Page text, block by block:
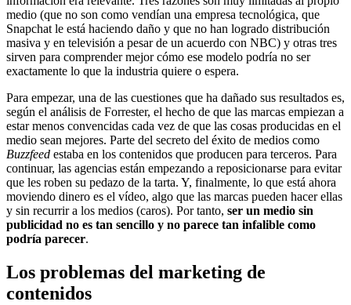
medio (que no son como vendían una empresa tecnológica, que
Snapchat le está haciendo daño y que no han logrado distribución
masiva y en televisión a pesar de un acuerdo con NBC) y otras tres
sirven para comprender mejor cómo ese modelo podría no ser
exactamente lo que la industria quiere o espera.
Para empezar, una de las cuestiones que ha dañado sus resultados es,
según el análisis de Forrester, el hecho de que las marcas empiezan a
estar menos convencidas cada vez de que las cosas producidas en el
medio sean mejores. Parte del secreto del éxito de medios como
Buzzfeed estaba en los contenidos que producen para terceros. Para
continuar, las agencias están empezando a reposicionarse para evitar
que les roben su pedazo de la tarta. Y, finalmente, lo que está ahora
moviendo dinero es el vídeo, algo que las marcas pueden hacer ellas
y sin recurrir a los medios (caros). Por tanto, ser un medio sin
publicidad no es tan sencillo y no parece tan infalible como
podría parecer.
Los problemas del marketing de
contenidos